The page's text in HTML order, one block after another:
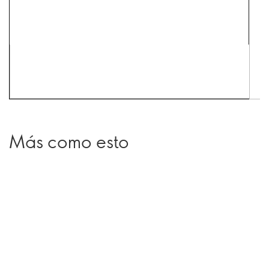
Más como esto